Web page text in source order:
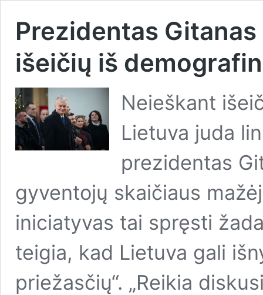
Prezidentas
išeičių iš
Neieškant
Lietuva juda
prezidentas
gyventojų skaičiaus
iniciatyvas tai spręsti
teigia, kad Lietuva gali
priežasčių“. „Reikia